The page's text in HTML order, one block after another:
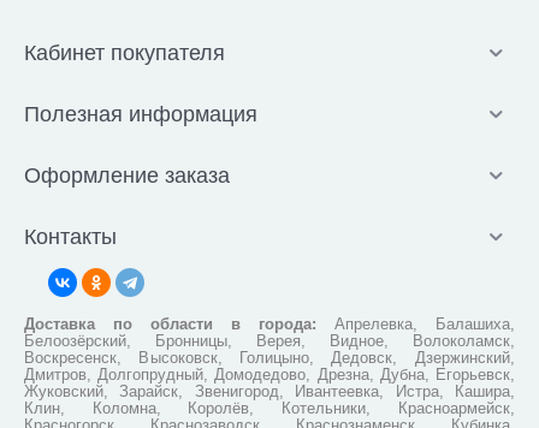
Кабинет покупателя
Полезная информация
Оформление заказа
Контакты
Доставка по области в города: Апрелевка, Балашиха,
Белоозёрский, Бронницы, Верея, Видное, Волоколамск,
Воскресенск, Высоковск, Голицыно, Дедовск, Дзержинский,
Дмитров, Долгопрудный, Домодедово, Дрезна, Дубна, Егорьевск,
Жуковский, Зарайск, Звенигород, Ивантеевка, Истра, Кашира,
Клин, Коломна, Королёв, Котельники, Красноармейск,